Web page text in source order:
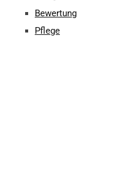
Bewertung
Pflege